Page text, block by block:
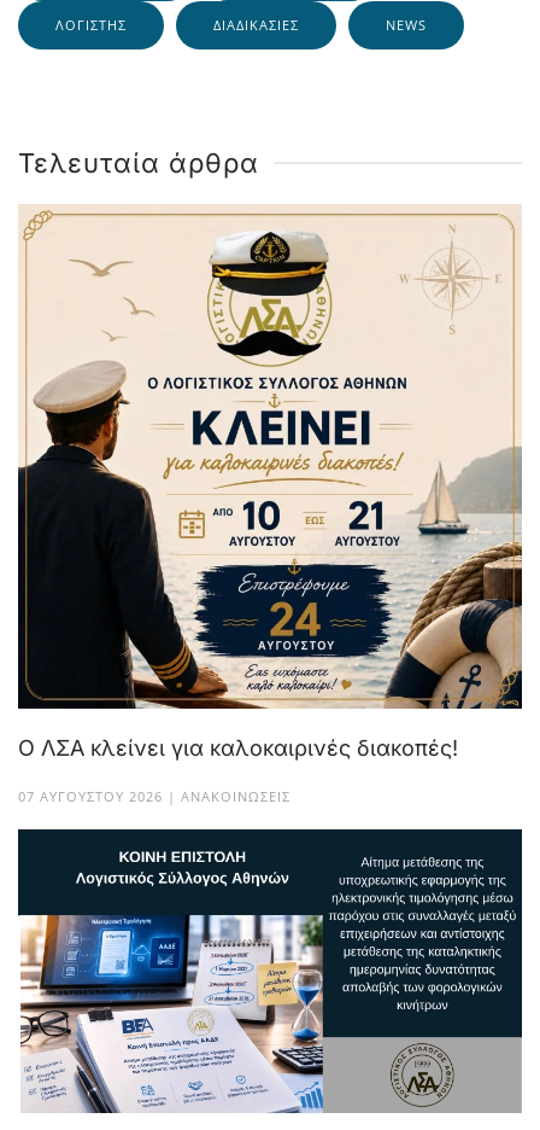
ΛΟΓΙΣΤΉΣ ΔΙΑΔΙΚΑΣΊΕΣ NEWS
Τελευταία άρθρα
Ο ΛΣΑ κλείνει για καλοκαιρινές διακοπές!
07 ΑΥΓΟΎΣΤΟΥ 2026 | ΑΝΑΚΟΙΝΏΣΕΙΣ